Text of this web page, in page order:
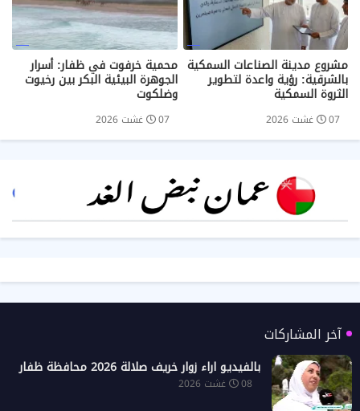
مشروع مدينة الصناعات السمكية
بالشرقية: رؤية واعدة لتطوير
الثروة السمكية
07 غشت 2026
محمية خرفوت في ظفار: أسرار
الجوهرة البيئية البكر بين رخيوت
وضلكوت
07 غشت 2026
آخر المشاركات
بالفيديو اراء زوار خريف صلالة 2026 محافظة ظفار
08 غشت 2026